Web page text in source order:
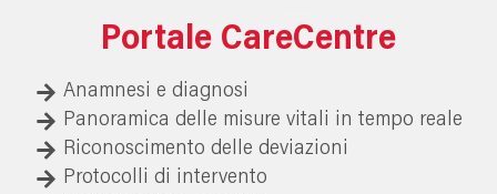
Portale CareCentre
Anamnesi e diagnosi
Panoramica delle misure vitali in tempo reale
Riconoscimento delle deviazioni
Protocolli di intervento